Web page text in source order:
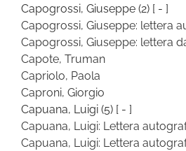
Capogrossi, Giuseppe (2) [ - ]
Capogrossi, Giuseppe: lettera
Capogrossi, Giuseppe: lettera
Capote, Truman
Capriolo, Paola
Caproni, Giorgio
Capuana, Luigi (5) [ - ]
Capuana, Luigi: Lettera
Capuana, Luigi: Lettera